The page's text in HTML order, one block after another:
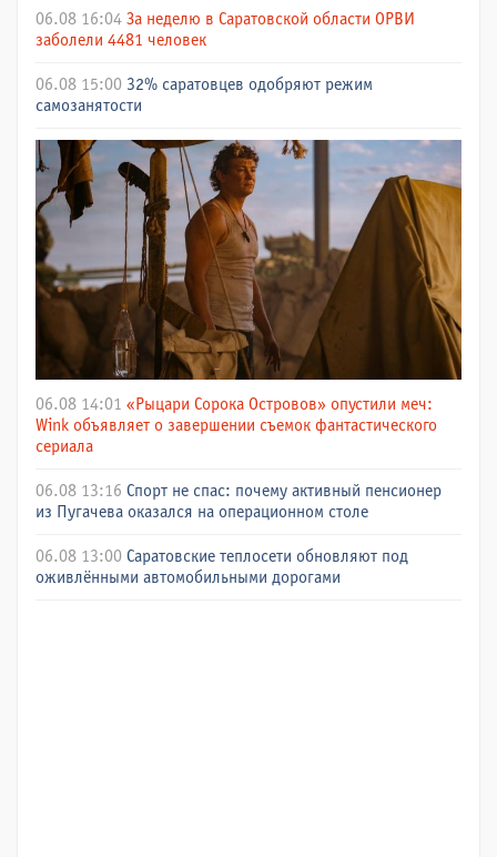
06.08 16:04 За неделю в Саратовской области ОРВИ
заболели 4481 человек
06.08 15:00 32% саратовцев одобряют режим
самозанятости
06.08 14:01 «Рыцари Сорока Островов» опустили меч:
Wink объявляет о завершении съемок фантастического
сериала
06.08 13:16 Спорт не спас: почему активный пенсионер
из Пугачева оказался на операционном столе
06.08 13:00 Саратовские теплосети обновляют под
оживлёнными автомобильными дорогами